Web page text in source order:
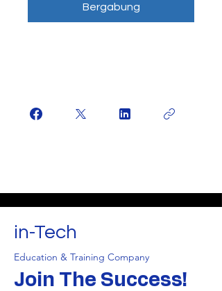
Bergabung
in-Tech
Education & Training Company
Join The Success!